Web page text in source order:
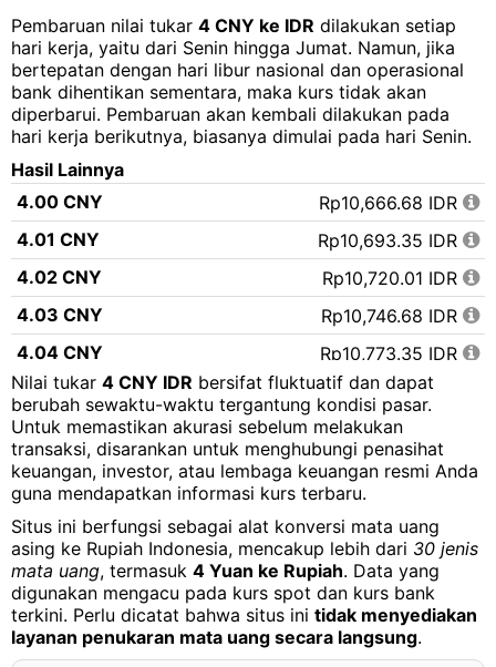
Pembaruan nilai tukar 4 CNY ke IDR dilakukan setiap
hari kerja, yaitu dari Senin hingga Jumat. Namun, jika
bertepatan dengan hari libur nasional dan operasional
bank dihentikan sementara, maka kurs tidak akan
diperbarui. Pembaruan akan kembali dilakukan pada
hari kerja berikutnya, biasanya dimulai pada hari Senin.
Hasil Lainnya
4.00 CNY
Rp10,666.68 IDR
4.01 CNY
Rp10,693.35 IDR
4.02 CNY
Rp10,720.01 IDR
4.03 CNY
Rp10,746.68 IDR
4.04 CNY
Rp10,773.35 IDR
4.05 CNY
Rp10,800.01 IDR
4.06 CNY
Rp10,826.68 IDR
4.07 CNY
Rp10,853.35 IDR
4.08 CNY
Rp10,880.01 IDR
4.09 CNY
Rp10,906.68 IDR
4.10 CNY
Rp10,933.35 IDR
4.11 CNY
Rp10,960.01 IDR
4.12 CNY
Rp10,986.68 IDR
Nilai tukar 4 CNY IDR bersifat fluktuatif dan dapat
berubah sewaktu-waktu tergantung kondisi pasar.
Untuk memastikan akurasi sebelum melakukan
transaksi, disarankan untuk menghubungi penasihat
keuangan, investor, atau lembaga keuangan resmi Anda
guna mendapatkan informasi kurs terbaru.
Situs ini berfungsi sebagai alat konversi mata uang
asing ke Rupiah Indonesia, mencakup lebih dari 30 jenis
mata uang, termasuk 4 Yuan ke Rupiah. Data yang
digunakan mengacu pada kurs spot dan kurs bank
terkini. Perlu dicatat bahwa situs ini tidak menyediakan
layanan penukaran mata uang secara langsung.